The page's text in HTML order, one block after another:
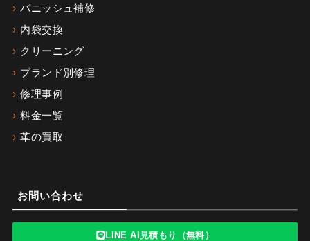
バニッシュ補修
内袋交換
クリーニング
ブランド別修理
修理事例
料金一覧
革の買取
お問い合わせ
LINE AI見積もり（無料）